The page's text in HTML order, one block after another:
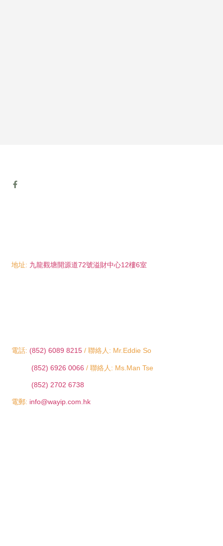
電話: (852) 6089 8215 / 聯絡人: Mr.Eddie So
(852) 6926 0066/ 聯絡人: Ms.Man Tse
(852) 2702 6738
電郵: info@wayip.com.hk
地址: 九龍觀塘開源道72號溢財中心12樓6室